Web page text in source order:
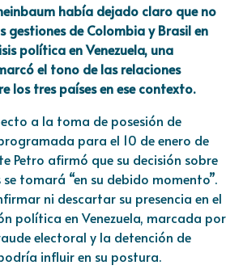
había dejado claro que no
gestiones de Colombia y Brasil en
política en Venezuela, una
el tono de las relaciones
los tres países en ese contexto.
a la toma de posesión de
para el 10 de enero de
Petro afirmó que su decisión sobre
tomará “en su debido momento”.
ni descartar su presencia en el
política en Venezuela, marcada por
electoral y la detención de
influir en su postura.